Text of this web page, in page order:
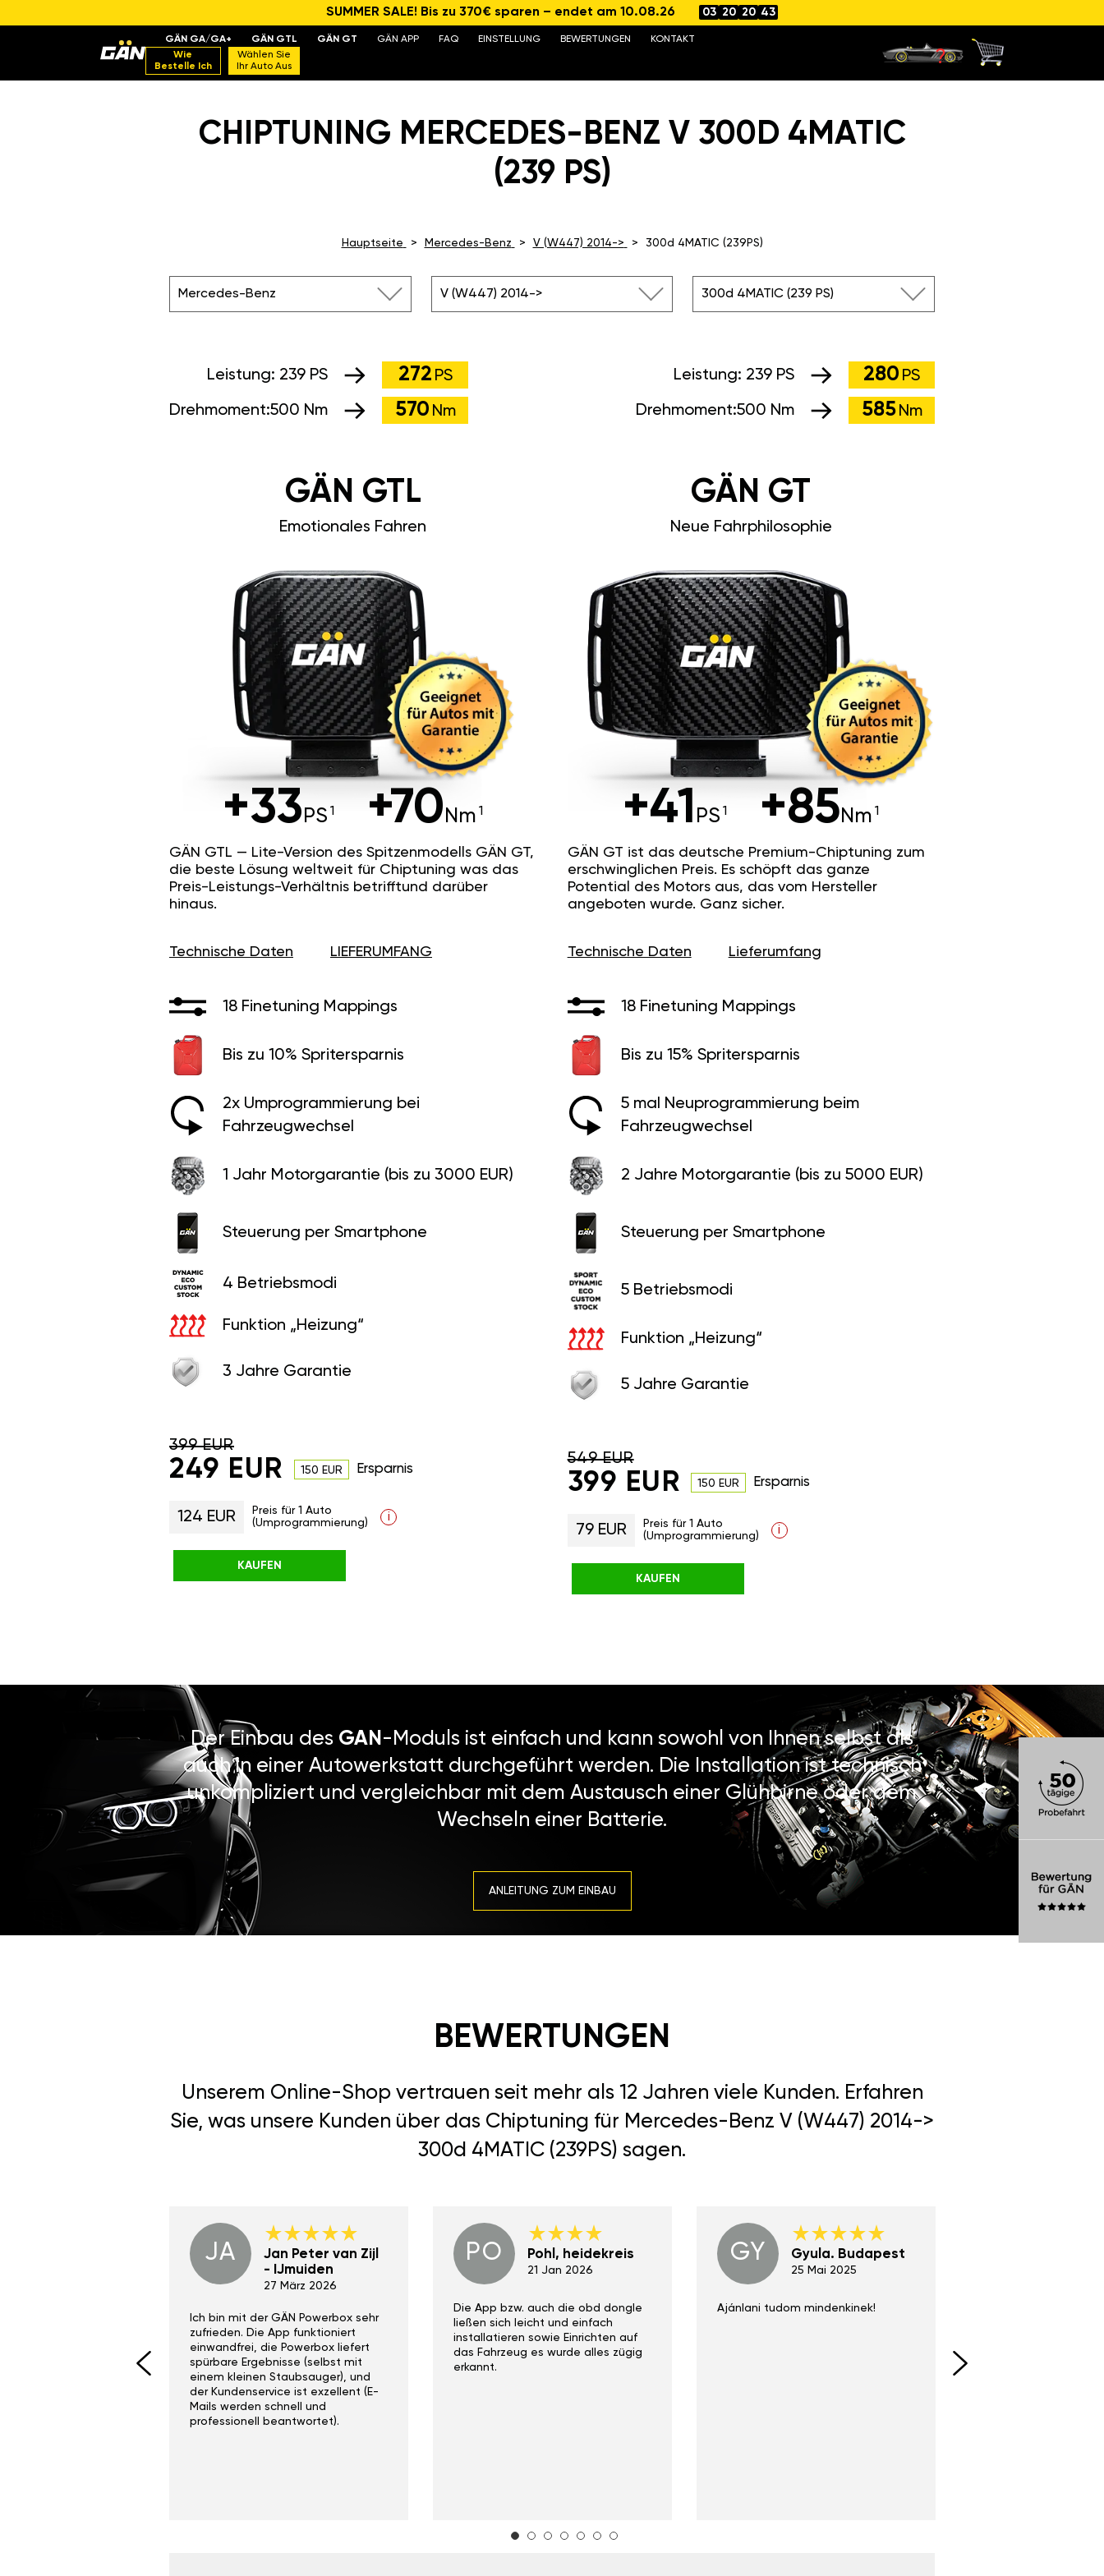
SUMMER SALE! Bis zu 370€ sparen – endet am 10.08.26 03 20 20 42
GÄN GA/GA+ GÄN GTL GÄN GT GÄN APP FAQ EINSTELLUNG BEWERTUNGEN
KONTAKT
Wie
Bestelle Ich
Wählen Sie
Ihr Auto Aus
CHIPTUNING MERCEDES-BENZ V 300D 4MATIC
(239 PS)
Hauptseite Mercedes-Benz V (W447) 2014-> 300d 4MATIC (239PS)
Mercedes-Benz V (W447) 2014-> 300d 4MATIC (239 PS)
Leistung: 239 PS 280 PS
Drehmoment:500 Nm 585 Nm
Leistung: 239 PS 272 PS
Drehmoment:500 Nm 570 Nm
GÄN GT
Neue Fahrphilosophie
+41 PS +85 Nm
GÄN GT ist das deutsche Premium-Chiptuning zum
erschwinglichen Preis. Es schöpft das ganze
Potential des Motors aus, das vom Hersteller
angeboten wurde. Ganz sicher.
Technische Daten Lieferumfang
18 Finetuning Mappings
Bis zu 15% Spritersparnis
5 mal Neuprogrammierung beim
Fahrzeugwechsel
2 Jahre Motorgarantie (bis zu 5000 EUR)
Steuerung per Smartphone
5 Betriebsmodi
Funktion „Heizung“
5 Jahre Garantie
549 EUR
399 EUR 150 EUR Ersparnis
79 EUR
Preis für 1 Auto
(Umprogrammierung)
i
KAUFEN
GÄN GTL
Emotionales Fahren
+33 PS +70 Nm
GÄN GTL — Lite-Version des Spitzenmodells GÄN GT,
die beste Lösung weltweit für Chiptuning was das
Preis-Leistungs-Verhältnis betrifftund darüber
hinaus.
Technische Daten LIEFERUMFANG
18 Finetuning Mappings
Bis zu 10% Spritersparnis
2x Umprogrammierung bei
Fahrzeugwechsel
1 Jahr Motorgarantie (bis zu 3000 EUR)
Steuerung per Smartphone
4 Betriebsmodi
Funktion „Heizung“
3 Jahre Garantie
399 EUR
249 EUR 150 EUR Ersparnis
124 EUR
Preis für 1 Auto
(Umprogrammierung)
i
KAUFEN
Der Einbau des GAN -Moduls ist einfach und kann sowohl von Ihnen selbst als
auch in einer Autowerkstatt durchgeführt werden. Die Installation ist technisch
unkompliziert und vergleichbar mit dem Austausch einer Glühbirne oder dem
Wechseln einer Batterie.
ANLEITUNG ZUM EINBAU
BEWERTUNGEN
Unserem Online-Shop vertrauen seit mehr als 12 Jahren viele Kunden. Erfahren
Sie, was unsere Kunden über das Chiptuning für Mercedes-Benz V (W447) 2014->
300d 4MATIC (239PS) sagen.
JA
Jan Peter van Zijl
- IJmuiden
27 März 2026
Ich bin mit der GÄN Powerbox sehr
zufrieden. Die App funktioniert
einwandfrei, die Powerbox liefert
spürbare Ergebnisse (selbst mit
einem kleinen Staubsauger), und
der Kundenservice ist exzellent (E-
Mails werden schnell und
professionell beantwortet).
PO Pohl, heidekreis
21 Jan 2026
Die App bzw. auch die obd dongle
ließen sich leicht und einfach
installatieren sowie Einrichten auf
das Fahrzeug es wurde alles zügig
erkannt.
GY Gyula. Budapest
25 Mai 2025
Ajánlani tudom mindenkinek!